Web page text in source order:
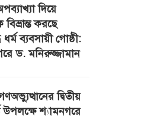
দিয়ে
করছে
ব্যবসায়ী গোষ্ঠী:
ড. মনিরুজ্জামান
দ্বিতীয়
উপলক্ষে শ্যামনগরে